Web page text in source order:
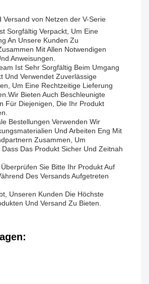
Versand von Netzen der V-Serie
Sorgfältig Verpackt, Um Eine
An Unsere Kunden Zu
Mit Allen Notwendigen
Anweisungen.
Ist Sehr Sorgfältig Beim Umgang
Und Verwendet Zuverlässige
Um Eine Rechtzeitige Lieferung
Bieten Auch Beschleunigte
Für Diejenigen, Die Ihr Produkt
Bestellungen Verwenden Wir
Und Arbeiten Eng Mit
Zusammen, Um
Das Produkt Sicher Und Zeitnah
Sie Bitte Ihr Produkt Auf
Des Versands Aufgetreten
Unseren Kunden Die Höchste
Und Versand Zu Bieten.